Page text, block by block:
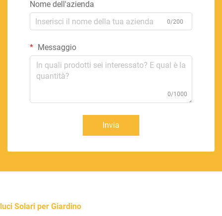
Nome dell'azienda
0/200
Messaggio
0/1000
Invia
luci Solari per Giardino